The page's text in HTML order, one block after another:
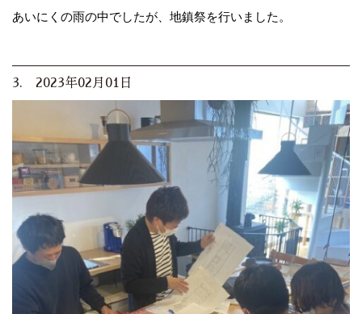
あいにくの雨の中でしたが、地鎮祭を行いました。
3. 2023年02月01日